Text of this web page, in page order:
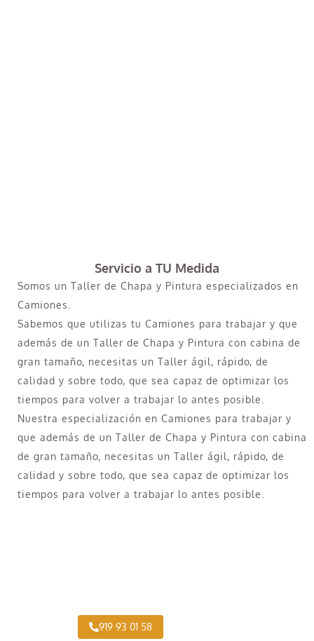
Servicio a TU Medida
Somos un Taller de Chapa y Pintura especializados en
Camiones.
Sabemos que utilizas tu Camiones para trabajar y que
además de un Taller de Chapa y Pintura con cabina de
gran tamaño, necesitas un Taller ágil, rápido, de
calidad y sobre todo, que sea capaz de optimizar los
tiempos para volver a trabajar lo antes posible.
Nuestra especialización en Camiones para trabajar y
que además de un Taller de Chapa y Pintura con cabina
de gran tamaño, necesitas un Taller ágil, rápido, de
calidad y sobre todo, que sea capaz de optimizar los
tiempos para volver a trabajar lo antes posible.
919 93 01 58